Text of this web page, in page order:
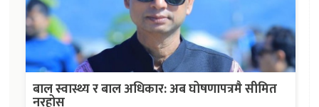
बाल स्वास्थ्य र बाल अधिकार: अब घोषणापत्रमै सीमित